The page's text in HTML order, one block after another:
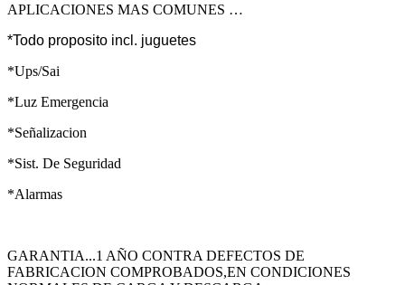
APLICACIONES MAS COMUNES …
*Todo proposito incl. juguetes
*Ups/Sai
*Luz Emergencia
*Señalizacion
*Sist. De Seguridad
*Alarmas
GARANTIA...1 AÑO CONTRA DEFECTOS DE
FABRICACION COMPROBADOS,EN CONDICIONES